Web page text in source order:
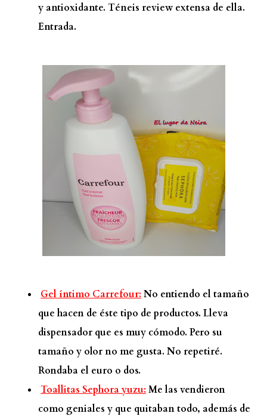
y antioxidante. Téneis review extensa de ella.
Entrada.
Gel íntimo Carrefour: No entiendo el tamaño
que hacen de éste tipo de productos. Lleva
dispensador que es muy cómodo. Pero su
tamaño y olor no me gusta. No repetiré.
Rondaba el euro o dos.
Toallitas Sephora yuzu: Me las vendieron
como geniales y que quitaban todo, además de